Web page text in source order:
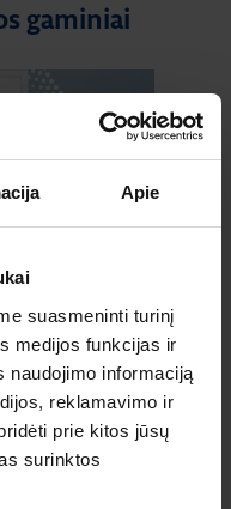
Apie
suasmeninti turinį
medijos funkcijas ir
naudojimo informaciją
reklamavimo ir
prie kitos jūsų
surinktos
gaminiai